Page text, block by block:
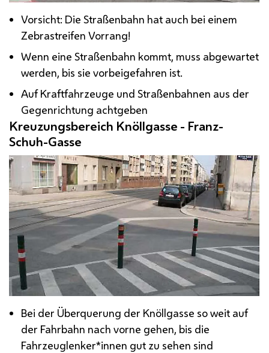
Vorsicht: Die Straßenbahn hat auch bei einem
Zebrastreifen Vorrang!
Wenn eine Straßenbahn kommt, muss abgewartet
werden, bis sie vorbeigefahren ist.
Auf Kraftfahrzeuge und Straßenbahnen aus der
Gegenrichtung achtgeben
Kreuzungsbereich Knöllgasse - Franz-
Schuh-Gasse
Bei der Überquerung der Knöllgasse so weit auf
der Fahrbahn nach vorne gehen, bis die
Fahrzeuglenker*innen gut zu sehen sind